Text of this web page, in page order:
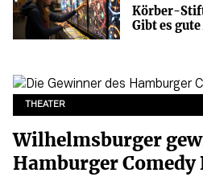
Körber-
Gibt es
THEATER
Wilhelmsburger
Hamburger Comedy